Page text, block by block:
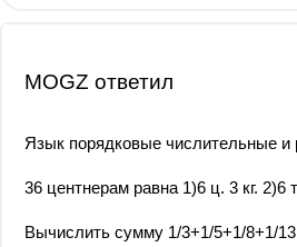
MOGZ ответил
Язык порядковые числительные и
36 центнерам равна 1)6 ц. 3 кг. 2)6
Вычислить сумму 1/3+1/5+1/8+1/13